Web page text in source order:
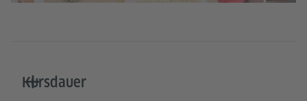
Kursdauer